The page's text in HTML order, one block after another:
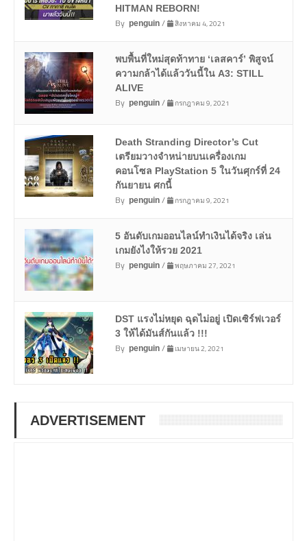
HITMAN REBORN!
By penguin/ สิงหาคม 4, 2021
พบพื้นที่ใหม่สุดท้าทาย ‘เลสคาร์’ พิสูจน์
ความกล้าได้แล้ววันนี้ใน A3: STILL
ALIVE
By penguin/ กรกฎาคม 9, 2021
Death Stranding Director’s Cut
เตรียมวางจำหน่ายบนเครื่องเกม
คอนโซล PlayStation 5 ในวันศุกร์ที่ 24
กันยายน ศกนี้
By penguin/ กรกฎาคม 9, 2021
5 อันดับเกมออนไลน์ทำเงินได้จริง เล่น
เกมยังไงให้รวย 2021
By penguin/ พฤษภาคม 27, 2021
DST แรงไม่หยุด ฉุดไม่อยู่ เปิดเซิร์ฟเวอร์
3 ให้ได้มันส์กันแล้ว !!!
By penguin/ เมษายน 2, 2021
ADVERTISEMENT